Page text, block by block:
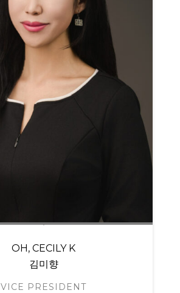
OH, CECILY K
김미향
VICE PRESIDENT